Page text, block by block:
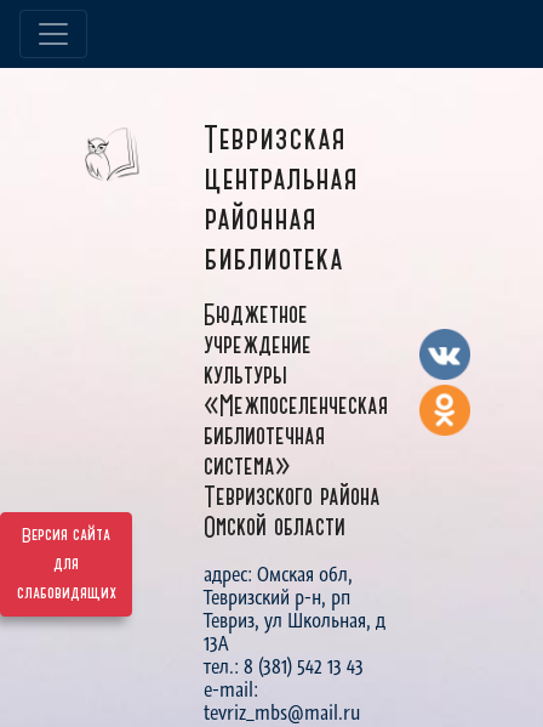
Версия сайта
для
слабовидящих
Тевризская
центральная
районная
библиотека
Бюджетное
учреждение
культуры
«Межпоселенческая
библиотечная
система»
Тевризского района
Омской области
адрес: Омская обл,
Тевризский р-н, рп
Тевриз, ул Школьная, д
13А
тел.: 8 (381) 542 13 43
e-mail:
tevriz_mbs@mail.ru